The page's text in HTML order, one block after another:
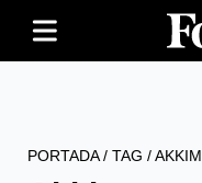
PORTADA/ TAG /AKKIM